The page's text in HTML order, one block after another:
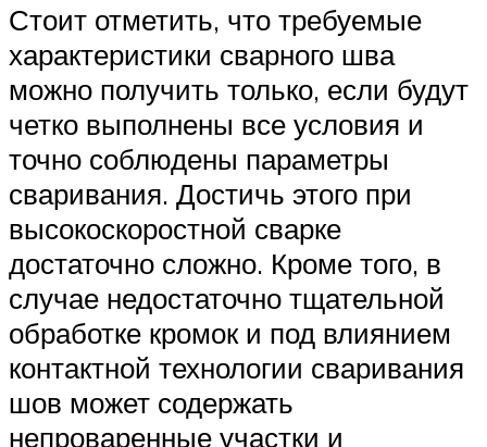
Стоит отметить, что требуемые
характеристики сварного шва
можно получить только, если будут
четко выполнены все условия и
точно соблюдены параметры
сваривания. Достичь этого при
высокоскоростной сварке
достаточно сложно. Кроме того, в
случае недостаточно тщательной
обработке кромок и под влиянием
контактной технологии сваривания
шов может содержать
непроваренные участки и